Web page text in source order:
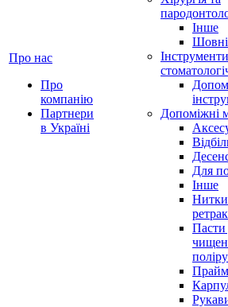
Про нас
Про
компанію
Партнери
в Україні
Інше
Шовні
Інструменти
Допоміжні
Для
Інше
Нитки
Пасти